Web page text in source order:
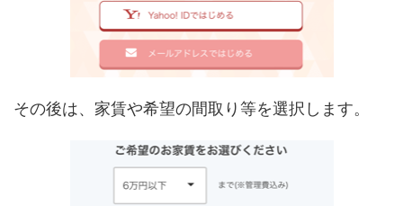
その後は、家賃や希望の間取り等を選択します。